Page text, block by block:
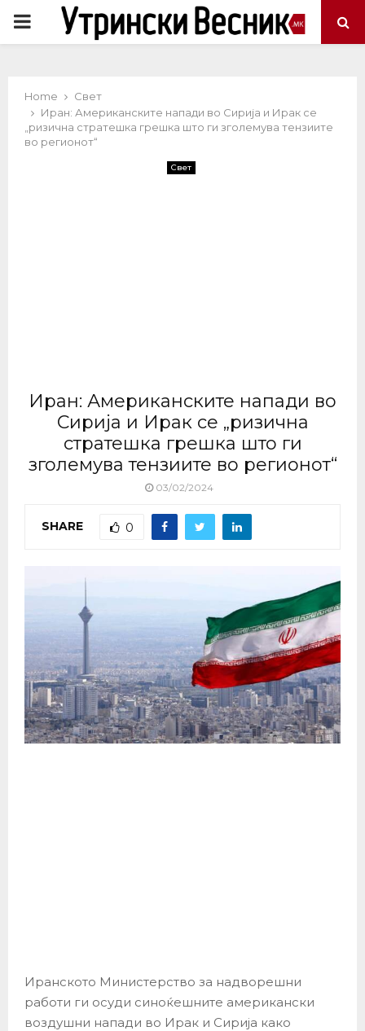
PRIMARY
Home
Свет
Иран: Американските напади во Сирија и Ирак се
„ризична стратешка грешка што ги зголемува тензиите
во регионот“
Свет
Иран: Американските напади во
Сирија и Ирак се „ризична
стратешка грешка што ги
зголемува тензиите во регионот“
03/02/2024
SHARE 0
Иранското Министерство за надворешни
работи ги осуди синоќешните американски
воздушни напади во Ирак и Сирија како